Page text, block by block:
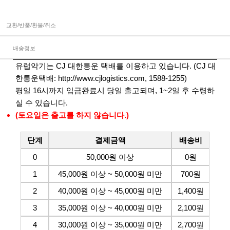
교환/반품/환불/취소
배송정보
유럽악기는 CJ 대한통운 택배를 이용하고 있습니다. (CJ 대
한통운택배: http://www.cjlogistics.com, 1588-1255)
평일 16시까지 입금완료시 당일 출고되며, 1~2일 후 수령하
실 수 있습니다.
(토요일은 출고를 하지 않습니다.)
단계 결제금액
배송비
0
50,000원 이상
0원
1
45,000원 이상 ~ 50,000원 미만
700원
2
40,000원 이상 ~ 45,000원 미만
1,400원
3
35,000원 이상 ~ 40,000원 미만
2,100원
4
30,000원 이상 ~ 35,000원 미만
2,700원